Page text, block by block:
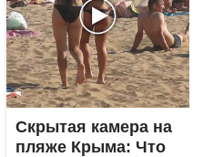
Скрытая камера на
пляже Крыма: Что